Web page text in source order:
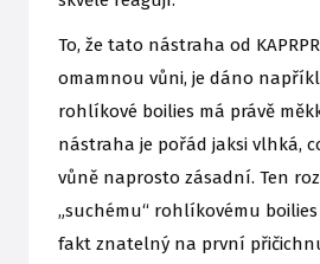
To, že tato nástraha od
omamnou vůni, je dáno
rohlíkové boilies má právě
nástraha je pořád jaksi vlhká,
vůně naprosto zásadní. Ten
„suchému“ rohlíkovému
fakt znatelný na první